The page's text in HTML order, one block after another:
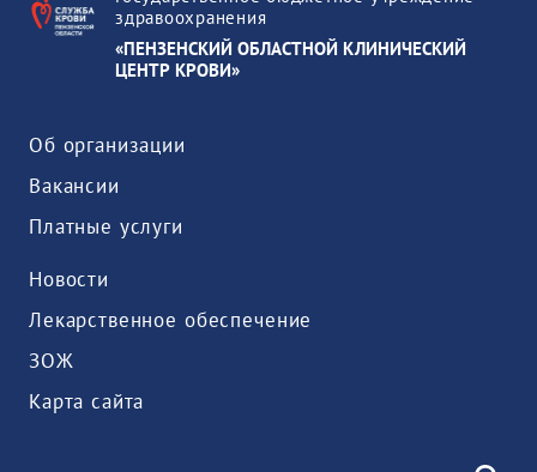
здравоохранения
«ПЕНЗЕНСКИЙ ОБЛАСТНОЙ КЛИНИЧЕСКИЙ
ЦЕНТР КРОВИ»
Об организации
Вакансии
Платные услуги
Новости
Лекарственное обеспечение
ЗОЖ
Карта сайта